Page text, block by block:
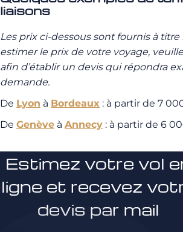
liaisons
Les prix ci-dessous sont fournis à
estimer le prix de votre voyage,
afin d’établir un devis qui répondra
demande.
De Lyon à Bordeaux : à partir de 7
De Genève à Annecy : à partir de 6
Estimez votre vol
ligne et recevez
devis par mail